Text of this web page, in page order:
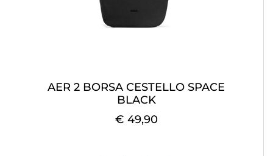
AER 2 BORSA CESTELLO SPACE
BLACK
€ 49,90